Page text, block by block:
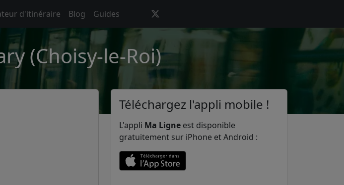
d'itinéraire Blog Guides
(Choisy-le-Roi)
Téléchargez l'appli mobile !
L'appli Ma Ligne est disponible
gratuitement sur iPhone et Android :